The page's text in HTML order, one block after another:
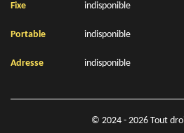
Fixe indisponible
Portable indisponible
Adresse indisponible
© 2024 - 2026 Tout